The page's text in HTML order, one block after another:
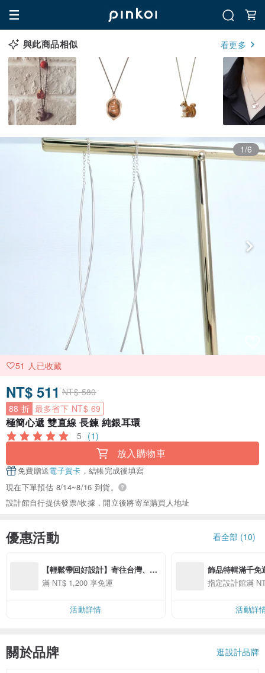
與此商品相似 看更多
1/6
51 人已收藏
NT$ 511 NT$ 580
88 折 最多省下 NT$ 69
極簡心遞 雙直線 長鍊 純銀耳環
5 (1)
放入購物車
免費贈送電子賀卡 ，結帳完成後填寫
現在下單預估 8/14~8/16 到貨。
設計館自行提供發票/收據，開立後將寄至購買人地址
優惠活動 看全部 (10)
【輕鬆帶回好設計】寄往台灣、香
港、澳門滿1200元免運(先付款訂單
滿 NT$ 1,200 享免運
活動詳情
飾品特輯滿千免
指定設計館滿
活動詳
關於品牌 逛設計品牌